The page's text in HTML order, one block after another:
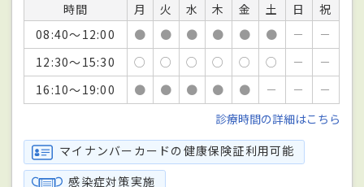
時間 月 火 水 木 金 土 日
祝
08:40～12:00
● ● ● ● ● ● －
－
12:30～15:30
○ ○ ○ ○ ○ ○ －
－
16:10～19:00
● ● ● ● ● － －
－
診療時間の詳細はこちら
マイナンバーカードの健康保険証利用可能
感染症対策実施